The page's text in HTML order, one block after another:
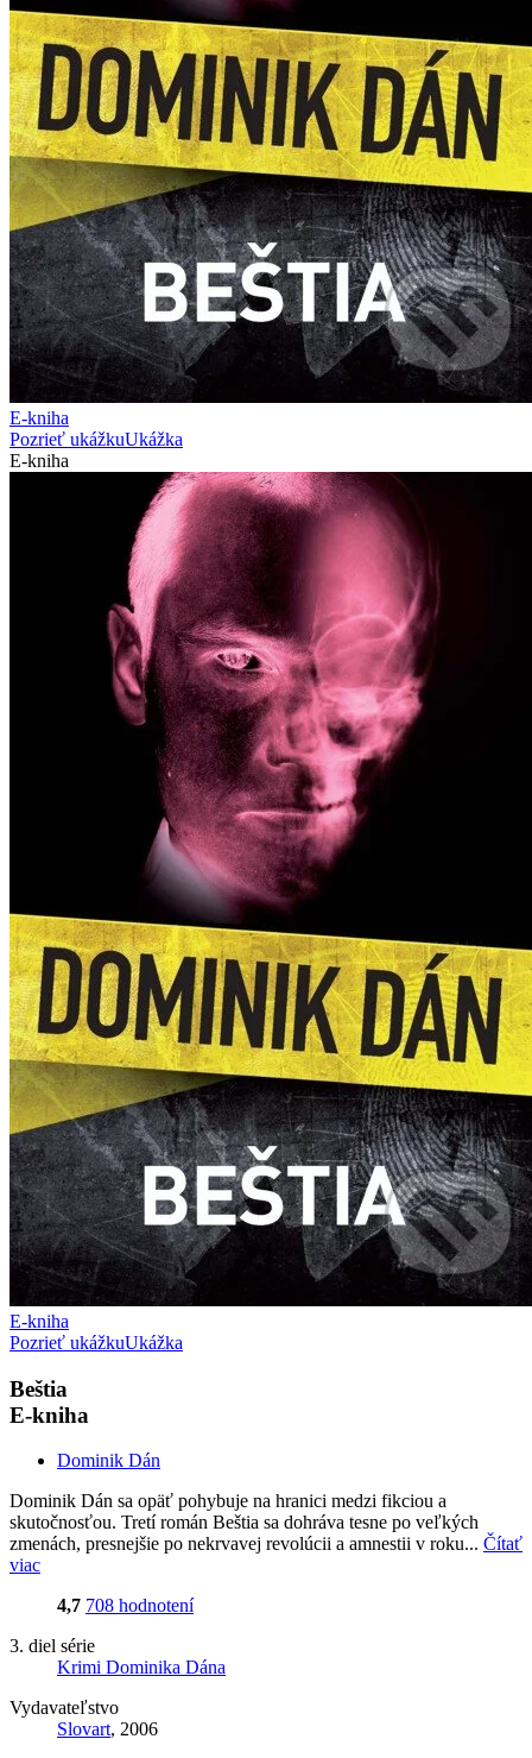
E-kniha
Pozrieť ukážkuUkážka
E-kniha
E-kniha
Pozrieť ukážkuUkážka
Beštia
E-kniha
Dominik Dán
Dominik Dán sa opäť pohybuje na hranici medzi fikciou a
skutočnosťou. Tretí román Beštia sa dohráva tesne po veľkých
zmenách, presnejšie po nekrvavej revolúcii a amnestii v roku... Čítať
viac
4,7 708 hodnotení
3. diel série
Krimi Dominika Dána
Vydavateľstvo
Slovart, 2006